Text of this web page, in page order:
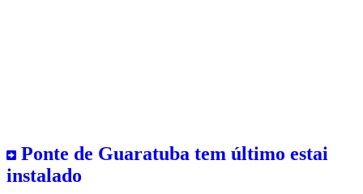
Ponte de Guaratuba tem último estai
instalado